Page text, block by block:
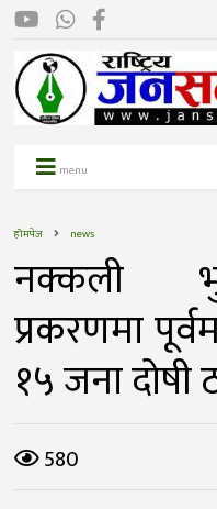
menu
होमपेज news
नक्कली
प्रकरणमा
१५ जना दोषी
580